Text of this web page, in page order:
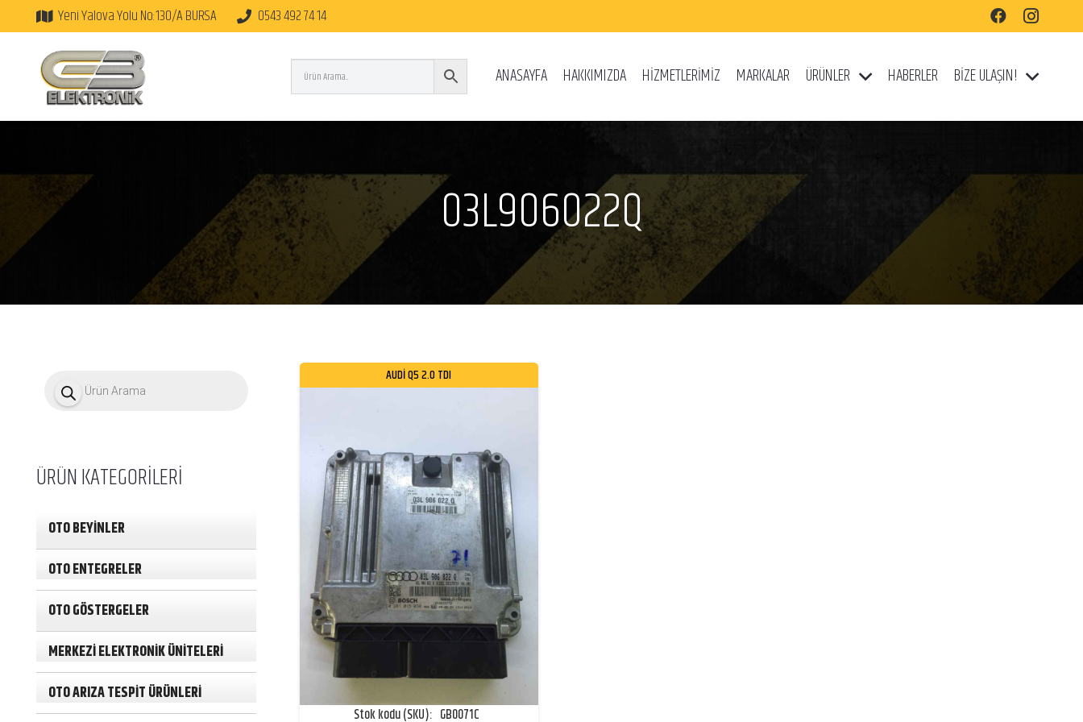
Yeni Yalova Yolu No:130/A BURSA 0543 492 74 14
ANASAYFA HAKKIMIZDA HİZMETLERİMİZ MARKALAR ÜRÜNLER HABERLER BİZE ULAŞIN!
03L906022Q
t
s
a
c
h
ÜRÜN KATEGORİLERİ
OTO BEYİNLER
OTO ENTEGRELER
OTO GÖSTERGELER
MERKEZİ ELEKTRONİK ÜNİTELERİ
OTO ARIZA TESPİT ÜRÜNLERİ
AUDI Q5 2.0 TDI
Stok kodu (SKU): GB0071C